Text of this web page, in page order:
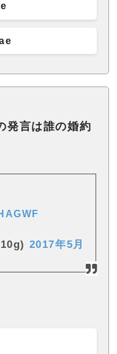
発言は誰の婚約
2017年5月